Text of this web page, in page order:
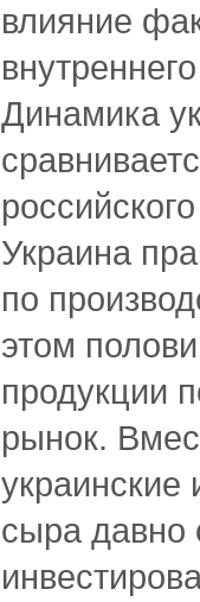
влияние
Динамика
Украина
по
этом
продукции
рынок.
украинские
сыра давно